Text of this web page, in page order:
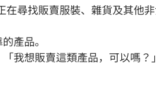
在尋找販賣服裝、雜貨及其他非
產品。
我想販賣這類產品，可以嗎？